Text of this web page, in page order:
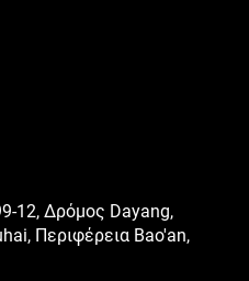
12, Δρόμος Dayang,
Περιφέρεια Bao'an,